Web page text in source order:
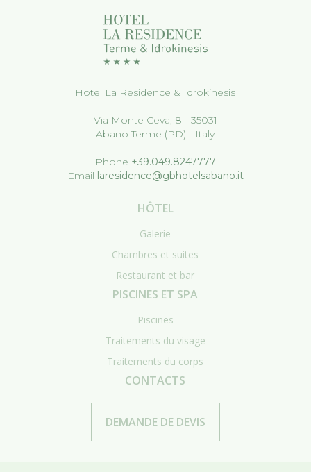
Hotel La Residence & Idrokinesis
Via Monte Ceva, 8 - 35031
Abano Terme (PD) - Italy
Phone +39.049.8247777
Email laresidence@gbhotelsabano.it
HÔTEL
Galerie
Chambres et suites
Restaurant et bar
PISCINES ET SPA
Piscines
Traitements du visage
Traitements du corps
CONTACTS
DEMANDE DE DEVIS